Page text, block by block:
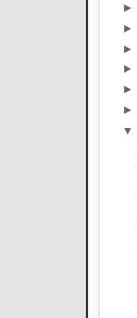
►
►
►
►
►
►
▼